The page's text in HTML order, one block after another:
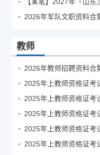
2026年军队文职资料合
教师
2026年教师招聘资料合
2025年上教师资格证考
2025年上教师资格证考
2025年上教师资格证考
2025年上教师资格证考
2025年上教师资格证考